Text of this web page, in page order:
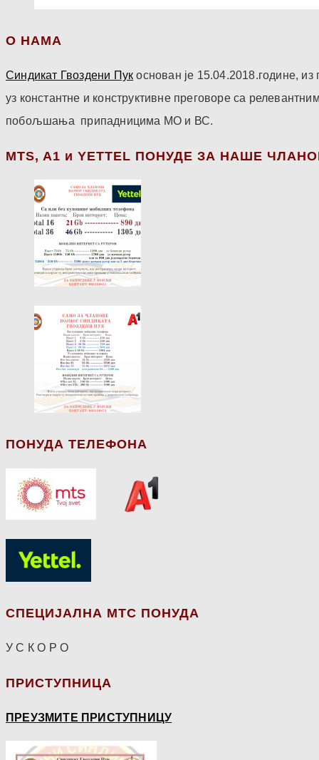
О НАМА
Синдикат Гвоздени Пук основан је 15.04.2018.године,
уз константне и конструктивне преговоре са
побољшања припадницима МО и ВС.
МТS, A1 и YETTEL ПОНУДЕ ЗА НАШЕ
ПОНУДА ТЕЛЕФОНА
СПЕЦИЈАЛНА МТС ПОНУДА
У С К О Р О
ПРИСТУПНИЦА
ПРЕУЗМИТЕ ПРИСТУПНИЦУ